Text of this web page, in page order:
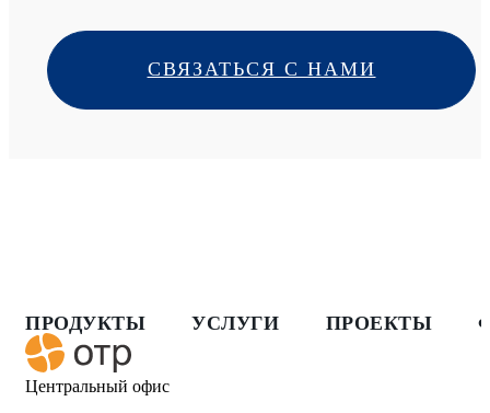
СВЯЗАТЬСЯ С НАМИ
ПРОДУКТЫ УСЛУГИ ПРОЕКТЫ
Центральный офис